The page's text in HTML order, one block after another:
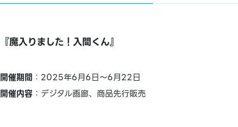
『魔入りました！入間くん』
開催期間 ：2025年6月6日～6月22日
開催内容 ：デジタル画廊、商品先行販売